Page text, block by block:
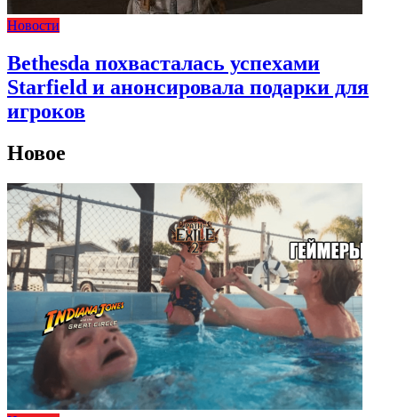
Новости
Bethesda похвасталась успехами
Starfield и анонсировала подарки для
игроков
Новое